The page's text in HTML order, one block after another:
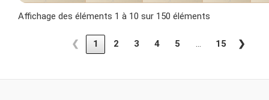
Affichage des éléments 1 à 10 sur 150 éléments
❮ 1 2 3 4 5 … 15 ❯